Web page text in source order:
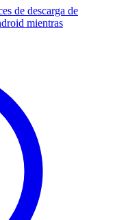
de descarga de
mientras